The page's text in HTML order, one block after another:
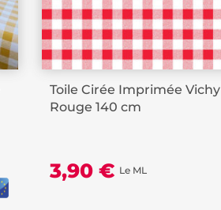
Toile Cirée Imprimée Vichy
Rouge 140 cm
3,90 € Le ML